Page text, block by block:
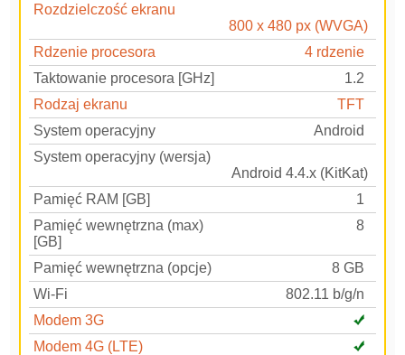
Rozdzielczość ekranu
800 x 480 px (WVGA)
Rdzenie procesora
4 rdzenie
Taktowanie procesora [GHz]
1.2
Rodzaj ekranu
TFT
System operacyjny
Android
System operacyjny (wersja)
Android 4.4.x (KitKat)
Pamięć RAM [GB]
1
Pamięć wewnętrzna (max)
[GB]
8
Pamięć wewnętrzna (opcje)
8 GB
Wi-Fi
802.11 b/g/n
Modem 3G
Modem 4G (LTE)